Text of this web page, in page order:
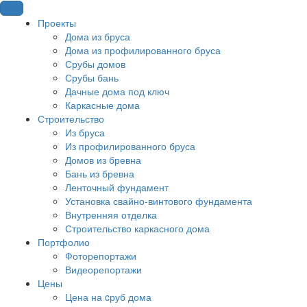
Проекты
Дома из бруса
Дома из профилированного бруса
Срубы домов
Срубы бань
Дачные дома под ключ
Каркасные дома
Строительство
Из бруса
Из профилированного бруса
Домов из бревна
Бань из бревна
Ленточный фундамент
Установка свайно-винтового фундамента
Внутренняя отделка
Строительство каркасного дома
Портфолио
Фоторепортажи
Видеорепортажи
Цены
Цена на cруб дома